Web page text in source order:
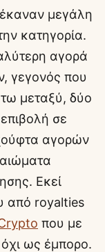
μεγάλη
κατηγορία.
αγορά
γεγονός που
μεταξύ, δύο
σε
αγορών
Εκεί
από royalties
που με
όχι ως έμπορο.